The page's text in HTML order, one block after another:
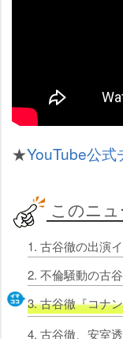
★YouTube公式
このニ
3. 古谷徹『コナ